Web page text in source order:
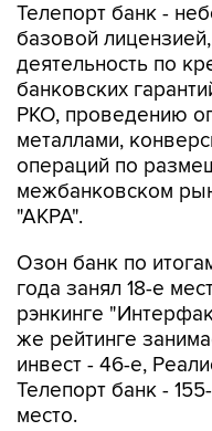
Телепорт банк -
базовой
деятельность по
банковских
РКО, проведению
металлами,
операций по
межбанковском
"АКРА".
Озон банк по
года занял 18-е
рэнкинге
же рейтинге
инвест - 46-е,
Телепорт банк -
место.